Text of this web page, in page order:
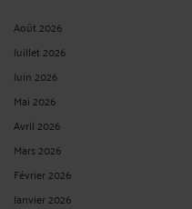
Août 2026
Juillet 2026
Juin 2026
Mai 2026
Avril 2026
Mars 2026
Février 2026
Janvier 2026